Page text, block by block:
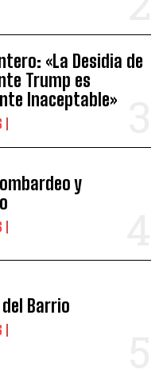
«La Desidia de
Trump es
Inaceptable»
y
Barrio